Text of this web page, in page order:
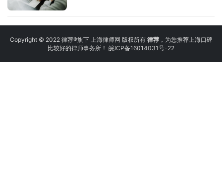
Copyright © 2022 律荐®旗下 上海律师网 版权所有 律荐，为您推荐上海口碑
比较好的律师事务所！ 皖ICP备16014031号-22